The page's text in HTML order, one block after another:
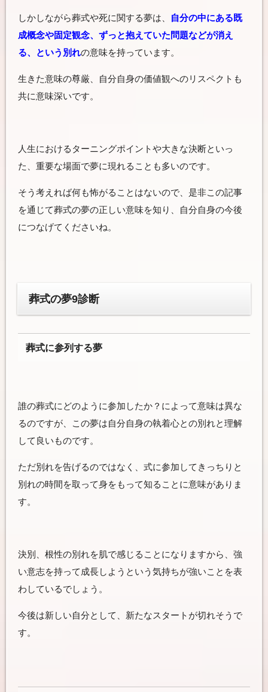
しかしながら葬式や死に関する夢は、
自分の中にある既
成概念や固定観念、ずっと抱えていた問題などが消え
る、という別れの意味を持っています。
生きた意味の尊厳、自分自身の価値観へのリスペクトも
共に意味深いです。
人生におけるターニングポイントや大きな決断といっ
た、重要な場面で夢に現れることも多いのです。
そう考えれば何も怖がることはないので、是非この記事
を通じて葬式の夢の正しい意味を知り、自分自身の今後
につなげてくださいね。
葬式の夢9診断
葬式に参列する夢
誰の葬式にどのように参加したか？によって意味は異な
るのですが、この夢は自分自身の執着心との別れと理解
して 良い ものです。
ただ別れを告げるのではなく、式に参加してきっちりと
別れの時間を取って身をもって知ることに意味がありま
す。
決別、根性の別れを肌で感じることになりますから、強
い意志を持って成長しようという気持ちが強いことを表
わしているでしょう。
今後は新しい自分として、新たなスタートが切れそうで
す。